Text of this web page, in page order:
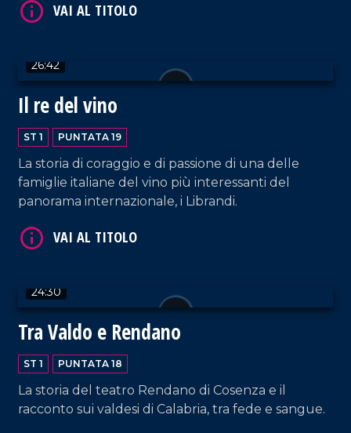
26:42
Il re del vino
ST 1 PUNTATA 19
La storia di coraggio e di passione di una delle
famiglie italiane del vino più interessanti del
panorama internazionale, i Librandi.
24:30
Tra Valdo e Rendano
ST 1 PUNTATA 18
La storia del teatro Rendano di Cosenza e il
racconto sui valdesi di Calabria, tra fede e sangue.
VAI AL TITOLO